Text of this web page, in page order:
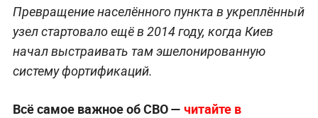
Превращение населённого пункта в укреплённый
узел стартовало ещё в 2014 году, когда Киев
начал выстраивать там эшелонированную
систему фортификаций.
Всё самое важное об СВО — читайте в